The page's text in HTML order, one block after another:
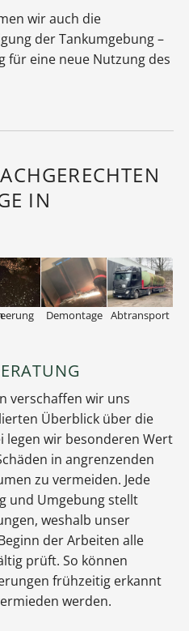
wir auch die
der Tankumgebung –
für eine neue Nutzung des
IN
Demontage Abtransport
verschaffen wir uns
Überblick über die
legen wir besonderen Wert
in angrenzenden
zu vermeiden. Jede
und Umgebung stellt
weshalb unser
der Arbeiten alle
prüft. So können
frühzeitig erkannt
werden.